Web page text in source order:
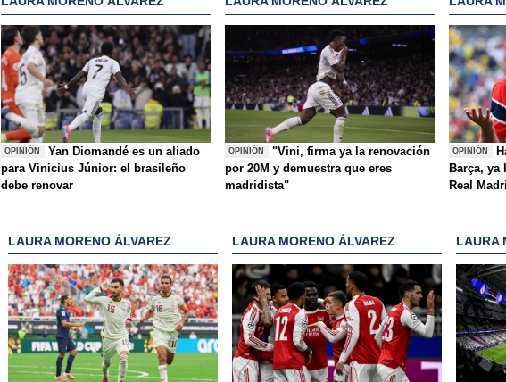
OPINIÓN
Yan Diomandé es un aliado
para Vinicius Júnior: el brasileño
debe renovar
OPINIÓN
"Vini, firma ya la renovación
por 20M y demuestra que eres
madridista"
OPINIÓN
Barça, ya
Real
LAURA MORENO ÁLVAREZ LAURA MORENO ÁLVAREZ LAURA